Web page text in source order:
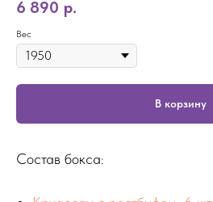
6 890 р.
Вес
В корзину
Состав бокса: